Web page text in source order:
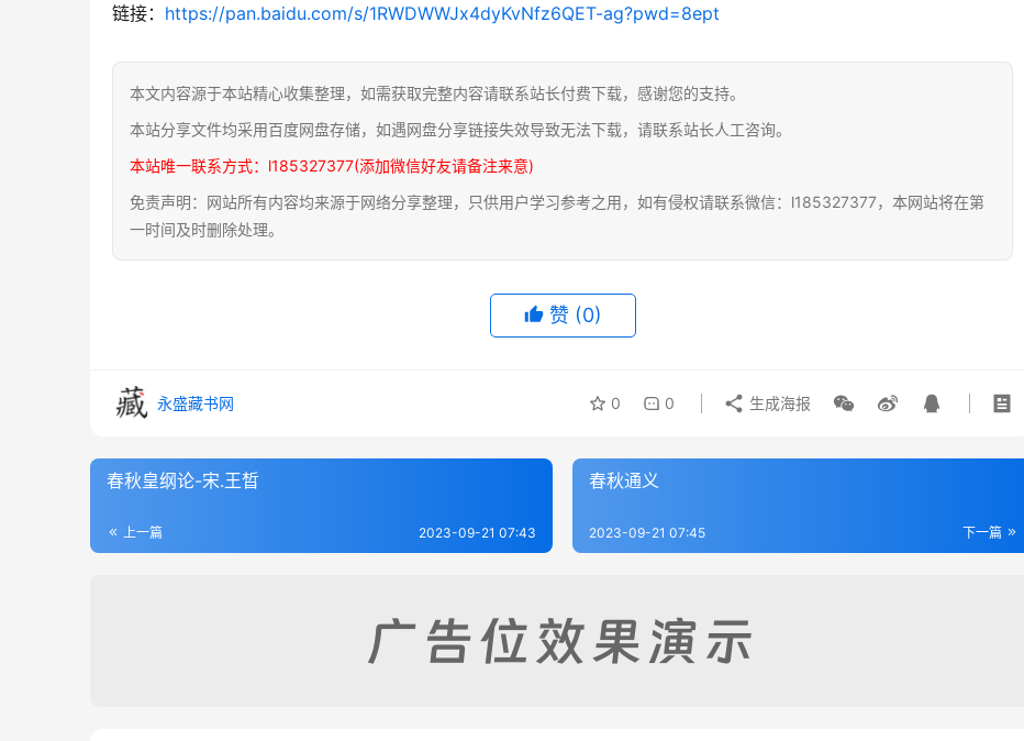
链接： https://pan.baidu.com/s/1RWDWWJx4dyKvNfz6QET-ag?pwd=8ept
本文内容源于本站精心收集整理，如需获取完整内容请联系站长付费下载，感谢您的支持。
本站分享文件均采用百度网盘存储，如遇网盘分享链接失效导致无法下载，请联系站长人工咨询。
本站唯一联系方式：l185327377(添加微信好友请备注来意)
免责声明：网站所有内容均来源于网络分享整理，只供用户学习参考之用，如有侵权请联系微信：l185327377，本网站将在第
一时间及时删除处理。
赞 (0)
永盛藏书网 0 0 生成海报
春秋皇纲论-宋.王晳
上一篇 2023-09-21 07:43
春秋通义
下一篇
2023-09-21 07:45